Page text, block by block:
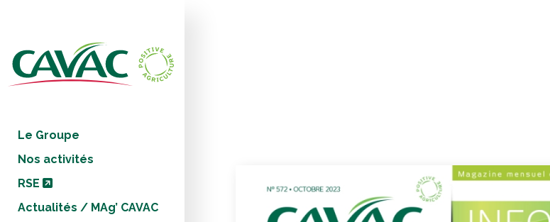
Le Groupe
Nos activités
RSE
Actualités / MAg’ CAVAC